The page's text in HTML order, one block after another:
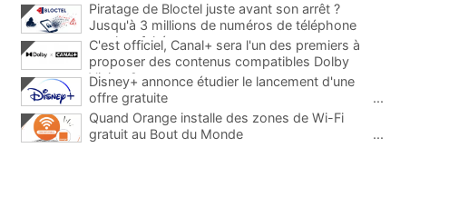
Piratage de Bloctel juste avant son arrêt ?
Jusqu'à 3 millions de numéros de téléphone
auraient fuité
C'est officiel, Canal+ sera l'un des premiers à
proposer des contenus compatibles Dolby
Vision 2
Disney+ annonce étudier le lancement d'une
offre gratuite
...
Quand Orange installe des zones de Wi-Fi
gratuit au Bout du Monde
...